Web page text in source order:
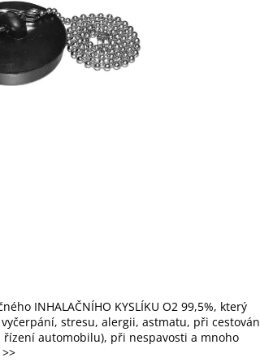
INHALAČNÍHO KYSLÍKU O2 99,5%, který
stresu, alergii, astmatu, při
automobilu), při nespavosti a mnoho